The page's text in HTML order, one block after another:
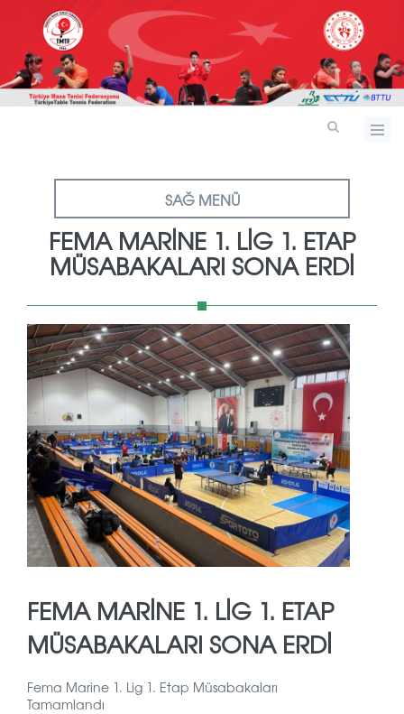
SAĞ MENÜ
FEMA MARINE 1. LIG 1. ETAP
MÜSABAKALARI SONA ERDI
FEMA MARINE 1. LIG 1. ETAP
MÜSABAKALARI SONA ERDI
Fema Marine 1. Lig 1. Etap Müsabakaları
Tamamlandı